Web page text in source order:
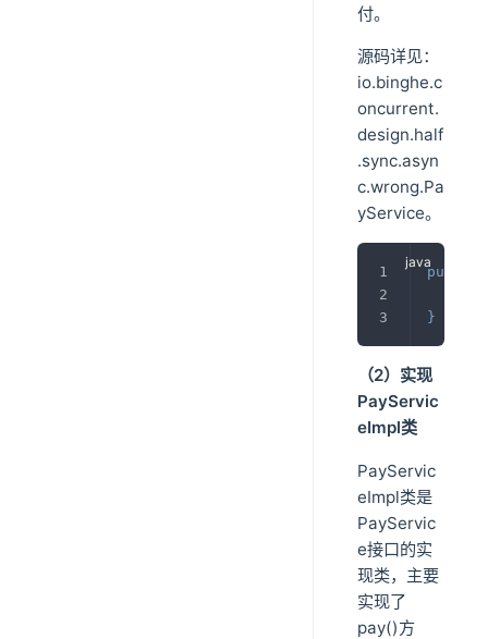
付。
源码详见：
io.binghe.c
oncurrent.
design.half
.sync.asyn
c.wrong.Pa
yService。
public
}
（2）实现
PayServic
eImpl类
PayServic
eImpl类是
PayServic
e接口的实
现类，主要
实现了
pay()方